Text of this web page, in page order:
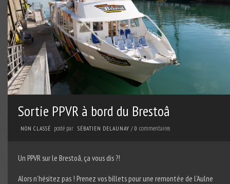
Sortie PPVR à bord du Brestoâ
NON CLASSÉ posté par SÉBATIEN DELAUNAY / 0 commentaires
Un PPVR sur le Brestoâ, ça vous dis ?!
Alors n’hésitez pas ! Prenez vos billets pour une remontée de l’Aulne